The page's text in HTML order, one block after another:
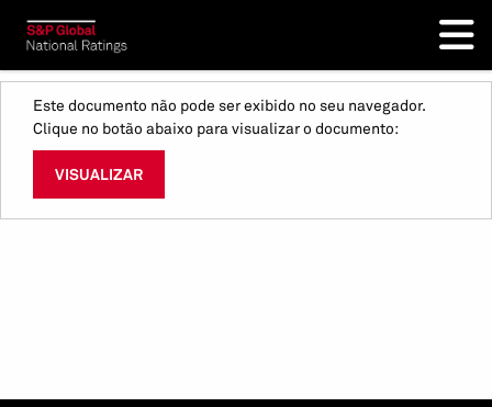
Este documento não pode ser exibido no seu navegador.
Clique no botão abaixo para visualizar o documento:
VISUALIZAR